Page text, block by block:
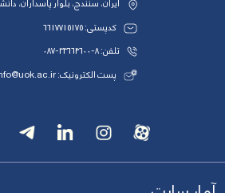
ایران، سنندج، بلوار پاسداران،
کدپستی: 6617715175
تلفن: 8-33664600-087
پست الکترونیک: info@uok.ac.ir